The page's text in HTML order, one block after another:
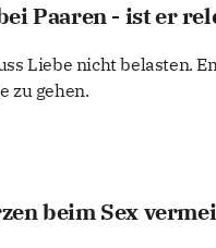
Paaren - ist er
Liebe nicht belasten.
zu gehen.
beim Sex